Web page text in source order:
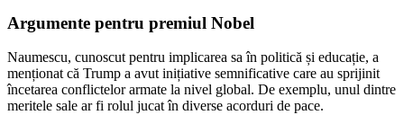
Argumente pentru premiul Nobel
Naumescu, cunoscut pentru implicarea sa în politică și educație, a
menționat că Trump a avut inițiative semnificative care au sprijinit
încetarea conflictelor armate la nivel global. De exemplu, unul dintre
meritele sale ar fi rolul jucat în diverse acorduri de pace.